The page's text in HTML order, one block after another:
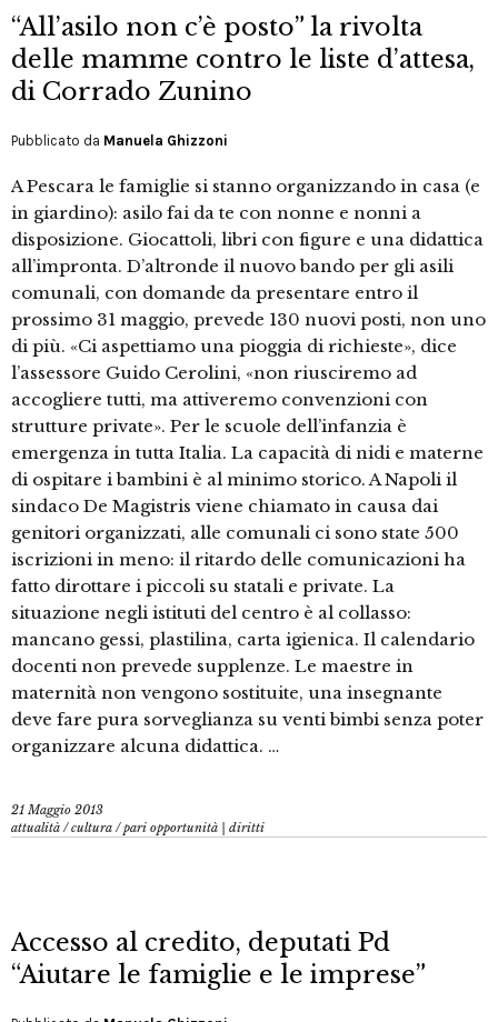
“All’asilo non c’è posto” la rivolta
delle mamme contro le liste d’attesa,
di Corrado Zunino
Pubblicato da Manuela Ghizzoni
A Pescara le famiglie si stanno organizzando in casa (e
in giardino): asilo fai da te con nonne e nonni a
disposizione. Giocattoli, libri con figure e una didattica
all’impronta. D’altronde il nuovo bando per gli asili
comunali, con domande da presentare entro il
prossimo 31 maggio, prevede 130 nuovi posti, non uno
di più. «Ci aspettiamo una pioggia di richieste», dice
l’assessore Guido Cerolini, «non riusciremo ad
accogliere tutti, ma attiveremo convenzioni con
strutture private». Per le scuole dell’infanzia è
emergenza in tutta Italia. La capacità di nidi e materne
di ospitare i bambini è al minimo storico. A Napoli il
sindaco De Magistris viene chiamato in causa dai
genitori organizzati, alle comunali ci sono state 500
iscrizioni in meno: il ritardo delle comunicazioni ha
fatto dirottare i piccoli su statali e private. La
situazione negli istituti del centro è al collasso:
mancano gessi, plastilina, carta igienica. Il calendario
docenti non prevede supplenze. Le maestre in
maternità non vengono sostituite, una insegnante
deve fare pura sorveglianza su venti bimbi senza poter
organizzare alcuna didattica. …
21 Maggio 2013
attualità /cultura /pari opportunità | diritti
Accesso al credito, deputati Pd
“Aiutare le famiglie e le imprese”